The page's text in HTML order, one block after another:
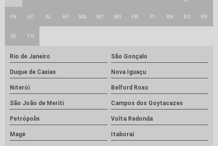
PA AC AL AP MA MT MS PB PI RN RO RR
SE TO
Rio de Janeiro São Gonçalo
Duque de Caxias Nova Iguaçu
Niterói Belford Roxo
São João de Meriti Campos dos Goytacazes
Petrópolis Volta Redonda
Magé Itaboraí